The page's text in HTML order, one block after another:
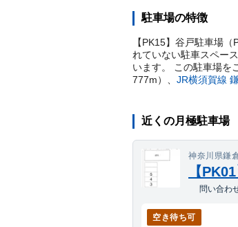
駐車場の特徴
【PK15】谷戸駐車場
れていない駐車スペー
います。 この駐車場を
777m） JR横須賀線
近くの月極駐車場
神奈川県鎌
【
問い合わ
空き待ち可